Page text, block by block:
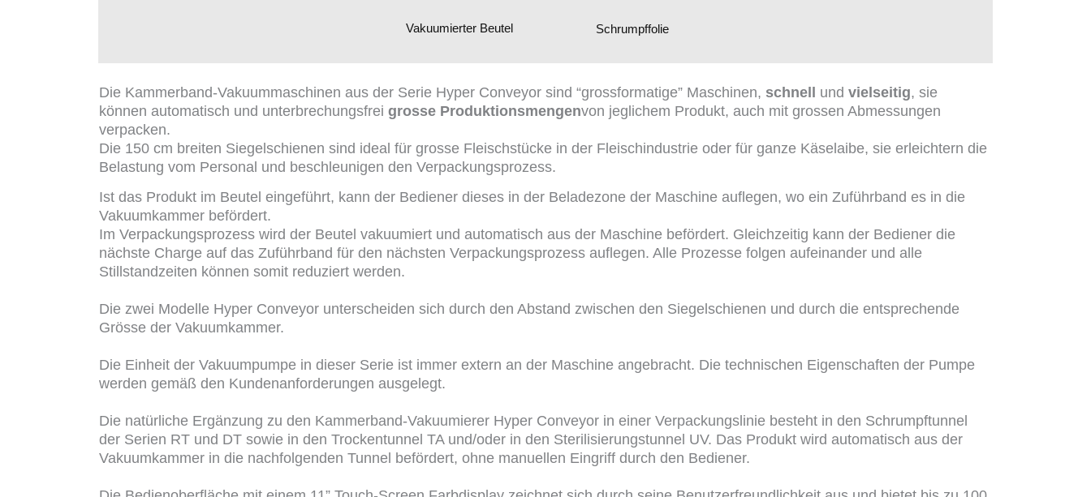
Vakuumierter Beutel Schrumpffolie
Die Kammerband-Vakuummaschinen aus der Serie Hyper Conveyor sind “grossformatige” Maschinen, schnell und vielseitig, sie
können automatisch und unterbrechungsfrei grosse Produktionsmengenvon jeglichem Produkt, auch mit grossen Abmessungen
verpacken.
Die 150 cm breiten Siegelschienen sind ideal für grosse Fleischstücke in der Fleischindustrie oder für ganze Käselaibe, sie erleichtern die
Belastung vom Personal und beschleunigen den Verpackungsprozess.
Ist das Produkt im Beutel eingeführt, kann der Bediener dieses in der Beladezone der Maschine auflegen, wo ein Zuführband es in die
Vakuumkammer befördert.
Im Verpackungsprozess wird der Beutel vakuumiert und automatisch aus der Maschine befördert. Gleichzeitig kann der Bediener die
nächste Charge auf das Zuführband für den nächsten Verpackungsprozess auflegen. Alle Prozesse folgen aufeinander und alle
Stillstandzeiten können somit reduziert werden.
Die zwei Modelle Hyper Conveyor unterscheiden sich durch den Abstand zwischen den Siegelschienen und durch die entsprechende
Grösse der Vakuumkammer.
Die Einheit der Vakuumpumpe in dieser Serie ist immer extern an der Maschine angebracht. Die technischen Eigenschaften der Pumpe
werden gemäß den Kundenanforderungen ausgelegt.
Die natürliche Ergänzung zu den Kammerband-Vakuumierer Hyper Conveyor in einer Verpackungslinie besteht in den Schrumpftunnel
der Serien RT und DT sowie in den Trockentunnel TA und/oder in den Sterilisierungstunnel UV. Das Produkt wird automatisch aus der
Vakuumkammer in die nachfolgenden Tunnel befördert, ohne manuellen Eingriff durch den Bediener.